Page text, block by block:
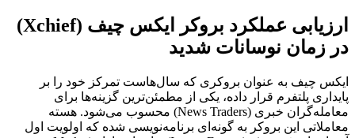
ارزیابی عملکرد بروکر ایکس چیف (Xchief)
در زمان نوسانات شدید
ایکس چیف به عنوان بروکری که سال‌هاست تمرکز خود را بر
پایداری پلتفرم قرار داده، یکی از مطمئن‌ترین گزینه‌ها برای
معامله‌گران خبری (News Traders) محسوب می‌شود. هسته
معاملاتی این بروکر به گونه‌ای برنامه‌نویسی شده که اولویت اول